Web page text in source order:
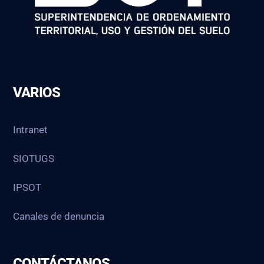
VARIOS
Intranet
SIOTUGS
IPSOT
Canales de denuncia